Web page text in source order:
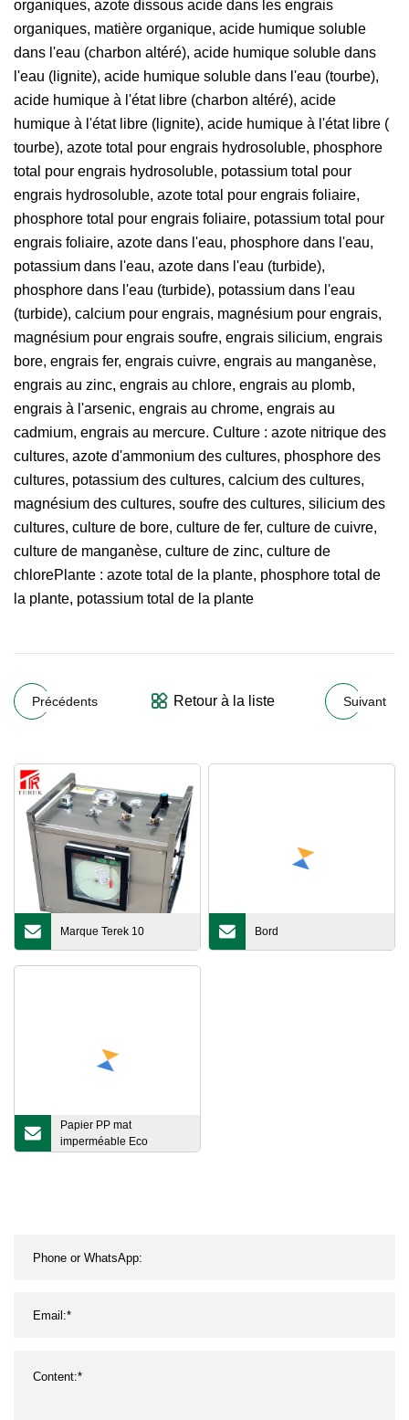
organiques, azote dissous acide dans les engrais
organiques, matière organique, acide humique soluble
dans l'eau (charbon altéré), acide humique soluble dans
l'eau (lignite), acide humique soluble dans l'eau (tourbe),
acide humique à l'état libre (charbon altéré), acide
humique à l'état libre (lignite), acide humique à l'état libre (
tourbe), azote total pour engrais hydrosoluble, phosphore
total pour engrais hydrosoluble, potassium total pour
engrais hydrosoluble, azote total pour engrais foliaire,
phosphore total pour engrais foliaire, potassium total pour
engrais foliaire, azote dans l'eau, phosphore dans l'eau,
potassium dans l'eau, azote dans l'eau (turbide),
phosphore dans l'eau (turbide), potassium dans l'eau
(turbide), calcium pour engrais, magnésium pour engrais,
magnésium pour engrais soufre, engrais silicium, engrais
bore, engrais fer, engrais cuivre, engrais au manganèse,
engrais au zinc, engrais au chlore, engrais au plomb,
engrais à l'arsenic, engrais au chrome, engrais au
cadmium, engrais au mercure. Culture : azote nitrique des
cultures, azote d'ammonium des cultures, phosphore des
cultures, potassium des cultures, calcium des cultures,
magnésium des cultures, soufre des cultures, silicium des
cultures, culture de bore, culture de fer, culture de cuivre,
culture de manganèse, culture de zinc, culture de
chlorePlante : azote total de la plante, phosphore total de
la plante, potassium total de la plante
Précédents Retour à la liste Suivant
Marque Terek 10 Bord
Papier PP mat
imperméable Eco